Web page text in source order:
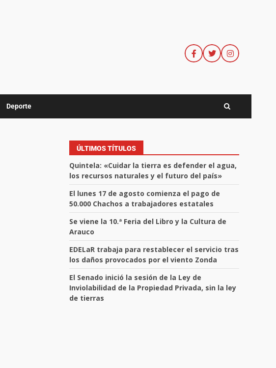
Deporte
ÚLTIMOS TÍTULOS
Quintela: «Cuidar la tierra es defender el agua,
los recursos naturales y el futuro del país»
El lunes 17 de agosto comienza el pago de
50.000 Chachos a trabajadores estatales
Se viene la 10.ª Feria del Libro y la Cultura de
Arauco
EDELaR trabaja para restablecer el servicio tras
los daños provocados por el viento Zonda
El Senado inició la sesión de la Ley de
Inviolabilidad de la Propiedad Privada, sin la ley
de tierras